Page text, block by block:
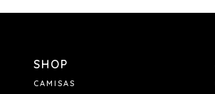
SHOP
CAMISAS